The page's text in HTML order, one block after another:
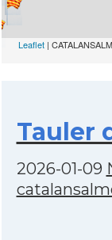
Leaflet |
Tauler
2026-01-09